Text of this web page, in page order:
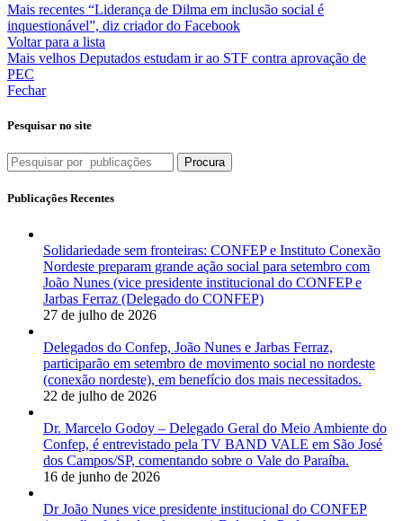
Mais recentes “Liderança de Dilma em inclusão social é
inquestionável”, diz criador do Facebook
Voltar para a lista
Mais velhos Deputados estudam ir ao STF contra aprovação de
PEC
Fechar
Pesquisar no site
Procura
Publicações Recentes
Solidariedade sem fronteiras: CONFEP e Instituto Conexão
Nordeste preparam grande ação social para setembro com
João Nunes (vice presidente institucional do CONFEP e
Jarbas Ferraz (Delegado do CONFEP)
27 de julho de 2026
Delegados do Confep, João Nunes e Jarbas Ferraz,
participarão em setembro de movimento social no nordeste
(conexão nordeste), em benefício dos mais necessitados.
22 de julho de 2026
Dr. Marcelo Godoy – Delegado Geral do Meio Ambiente do
Confep, é entrevistado pela TV BAND VALE em São José
dos Campos/SP, comentando sobre o Vale do Paraíba.
16 de junho de 2026
Dr João Nunes vice presidente institucional do CONFEP